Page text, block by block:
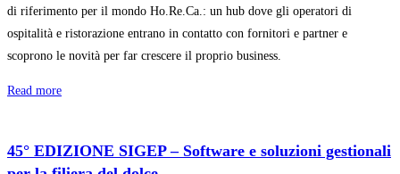
di riferimento per il mondo Ho.Re.Ca.: un hub dove gli operatori di
ospitalità e ristorazione entrano in contatto con fornitori e partner e
scoprono le novità per far crescere il proprio business.
Read more
45° EDIZIONE SIGEP – Software e soluzioni gestionali